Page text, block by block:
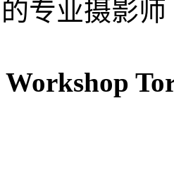
专业摄影师
Workshop